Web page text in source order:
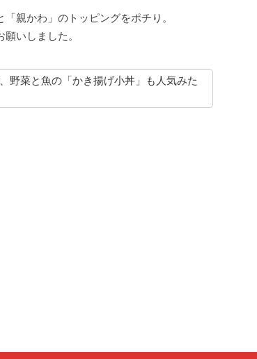
親かわ」のトッピングをポチり。
いしました。
野菜と魚の「かき揚げ小丼」も人気みた